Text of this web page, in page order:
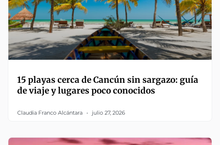
15 playas cerca de Cancún sin sargazo: guía
de viaje y lugares poco conocidos
Claudia Franco Alcántara julio 27, 2026